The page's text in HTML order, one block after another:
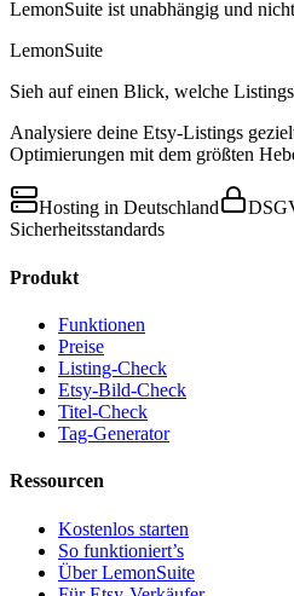
LemonSuite ist unabhängig und
LemonSuite
Sieh auf einen Blick, welche
Analysiere deine Etsy-Listings
Optimierungen mit dem größten
Hosting in Deutschland
Sicherheitsstandards
Produkt
Funktionen
Preise
Listing-Check
Etsy-Bild-Check
Titel-Check
Tag-Generator
Ressourcen
Kostenlos starten
So funktioniert’s
Über LemonSuite